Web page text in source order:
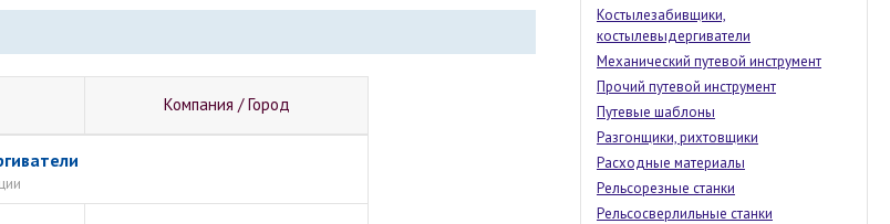
Компания / Город
Костылезабивщики,
костылевыдергиватели
Механический путевой инструмент
Прочий путевой инструмент
Путевые шаблоны
Разгонщики, рихтовщики
Расходные материалы
Рельсорезные станки
Рельсосверлильные станки